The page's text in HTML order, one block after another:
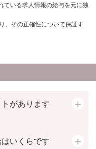
ている求人情報の給与を元に独
、その正確性について保証す
があります
いくらです